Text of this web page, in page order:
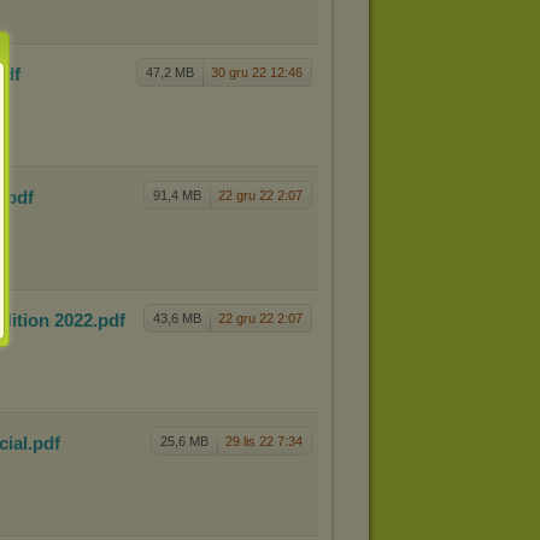
47,2 MB 30 gru 22 12:46
91,4 MB 22 gru 22 2:07
.pdf
43,6 MB 22 gru 22 2:07
2022.pdf
25,6 MB 29 lis 22 7:34
.pdf